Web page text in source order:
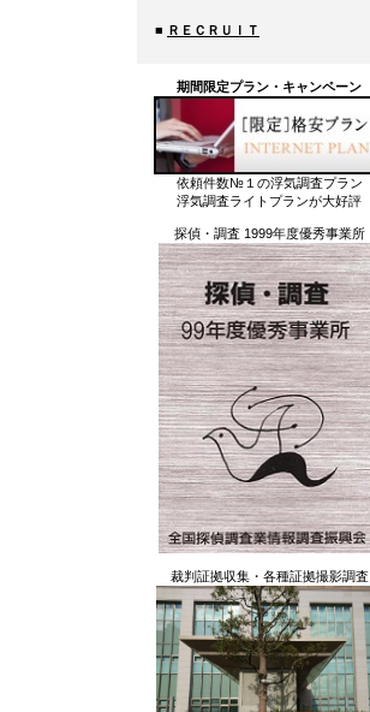
■ ＲＥＣＲＵＩＴ
期間限定プラン・キャンペーン
依頼件数№１の浮気調査プラン
浮気調査ライトプランが大好評
探偵・調査 1999年度優秀事業所
裁判証拠収集・各種証拠撮影調査